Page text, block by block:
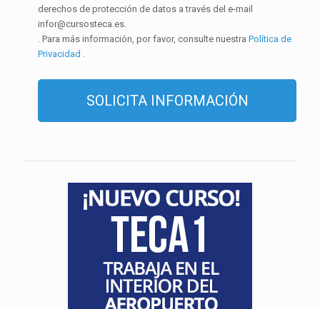
derechos de protección de datos a través del e-mail
infor@cursosteca.es.
. Para más información, por favor, consulte nuestra Política de
Privacidad